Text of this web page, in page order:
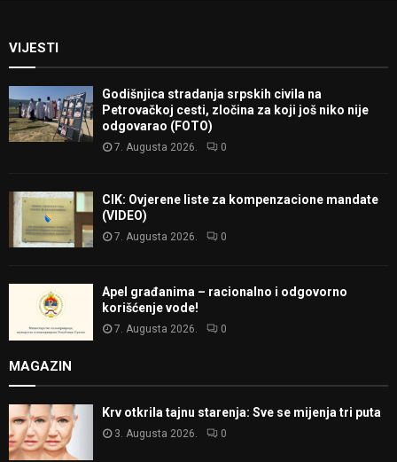
VIJESTI
Godišnjica stradanja srpskih civila na
Petrovačkoj cesti, zločina za koji još niko nije
odgovarao (FOTO)
7. Augusta 2026. 0
CIK: Ovjerene liste za kompenzacione mandate
(VIDEO)
7. Augusta 2026. 0
Apel građanima – racionalno i odgovorno
korišćenje vode!
7. Augusta 2026. 0
MAGAZIN
Krv otkrila tajnu starenja: Sve se mijenja tri puta
3. Augusta 2026. 0